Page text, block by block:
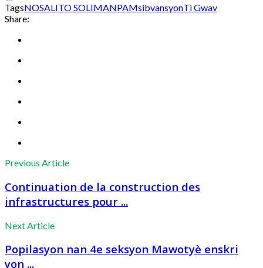
TagsNOSALITO SOLIMANPAMsibvansyonTi Gwav
Share:
Previous Article
Continuation de la construction des
infrastructures pour ...
Next Article
Popilasyon nan 4e seksyon Mawotyè enskri
yon ...